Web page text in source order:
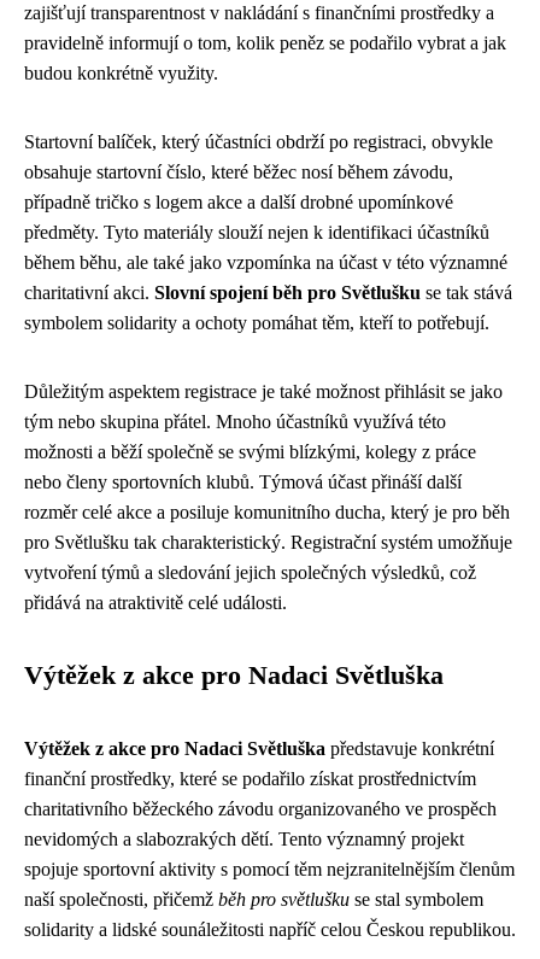
zajišťují transparentnost v nakládání s finančními prostředky a
pravidelně informují o tom, kolik peněz se podařilo vybrat a jak
budou konkrétně využity.
Startovní balíček, který účastníci obdrží po registraci, obvykle
obsahuje startovní číslo, které běžec nosí během závodu,
případně tričko s logem akce a další drobné upomínkové
předměty. Tyto materiály slouží nejen k identifikaci účastníků
během běhu, ale také jako vzpomínka na účast v této významné
charitativní akci. Slovní spojení běh pro Světlušku se tak stává
symbolem solidarity a ochoty pomáhat těm, kteří to potřebují.
Důležitým aspektem registrace je také možnost přihlásit se jako
tým nebo skupina přátel. Mnoho účastníků využívá této
možnosti a běží společně se svými blízkými, kolegy z práce
nebo členy sportovních klubů. Týmová účast přináší další
rozměr celé akce a posiluje komunitního ducha, který je pro běh
pro Světlušku tak charakteristický. Registrační systém umožňuje
vytvoření týmů a sledování jejich společných výsledků, což
přidává na atraktivitě celé události.
Výtěžek z akce pro Nadaci Světluška
Výtěžek z akce pro Nadaci Světluška představuje konkrétní
finanční prostředky, které se podařilo získat prostřednictvím
charitativního běžeckého závodu organizovaného ve prospěch
nevidomých a slabozrakých dětí. Tento významný projekt
spojuje sportovní aktivity s pomocí těm nejzranitelnějším členům
naší společnosti, přičemž běh pro světlušku se stal symbolem
solidarity a lidské sounáležitosti napříč celou Českou republikou.